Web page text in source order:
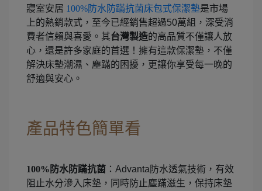
寢室安居 100%防水防蹣抗菌床包式保潔墊是市場
上的熱銷款式，至今已經銷售超過50萬組，深受消
費者信賴與喜愛。其台灣製造的高品質不僅讓人放
心，還是許多家庭的首選！擁有這款保潔墊，不僅
解決床墊潮濕、塵蹣的困擾，更讓你享受每一晚的
舒適與安心。
產品特色簡單看
100%防水防蹣抗菌 ：Advanta防水透氣技術，有效
阻止水分滲入床墊，同時防止塵蹣滋生，保持床墊